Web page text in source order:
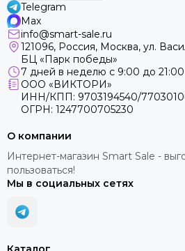
Telegram
Max
info@smart-sale.ru
121096, Россия, Москва, ул.
БЦ «Парк победы»
7 дней в неделю с 9:00 до 21:00
ООО «ВИКТОРИ»
ИНН/КПП: 9703194540/
ОГРН: 1247700705230
О компании
Интернет-магазин Smart Sale -
пользоваться!
Мы в социальных сетях